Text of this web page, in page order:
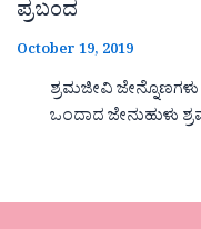
ಪ್ರಬಂದ
October 19, 2019
ಶ್ರಮಜೀವಿ
ಒಂದಾದ ಜೇನುಹುಳು